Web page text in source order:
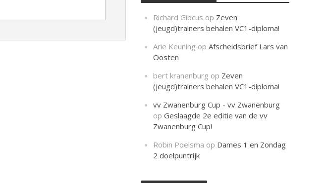
Richard Gibcus op Zeven
(jeugd)trainers behalen VC1-diploma!
Arie Keuning opAfscheidsbrief Lars van
Oosten
bert kranenburg op Zeven
(jeugd)trainers behalen VC1-diploma!
vv Zwanenburg Cup - vv Zwanenburg
opGeslaagde 2e editie van de vv
Zwanenburg Cup!
Robin Poelsma op Dames 1 en Zondag
2 doelpuntrijk